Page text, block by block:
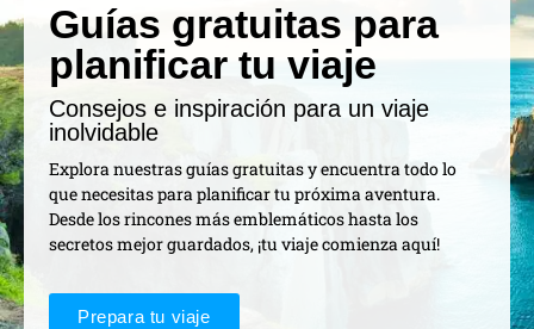
Guías gratuitas para
planificar tu viaje
Consejos e inspiración para un viaje
inolvidable
Explora nuestras guías gratuitas y encuentra todo lo
que necesitas para planificar tu próxima aventura.
Desde los rincones más emblemáticos hasta los
secretos mejor guardados, ¡tu viaje comienza aquí!
Prepara tu viaje